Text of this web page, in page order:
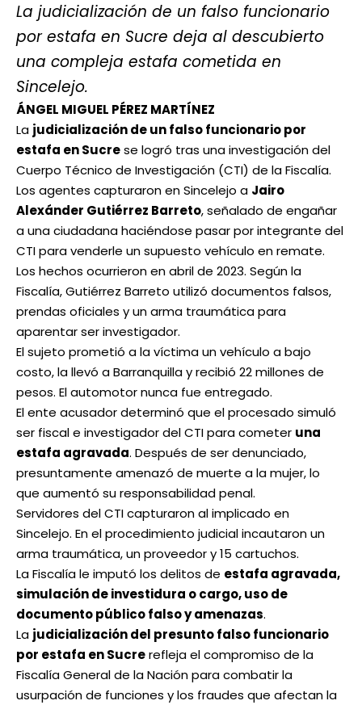
La judicialización de un falso funcionario
por estafa en Sucre deja al descubierto
una compleja estafa cometida en
Sincelejo.
ÁNGEL MIGUEL PÉREZ MARTÍNEZ
La judicialización de un falso funcionario por
estafa en Sucrese logró tras una investigación del
Cuerpo Técnico de Investigación (CTI) de la Fiscalía.
Los agentes capturaron en Sincelejo a Jairo
Alexánder Gutiérrez Barreto, señalado de engañar
a una ciudadana haciéndose pasar por integrante del
CTI para venderle un supuesto vehículo en remate.
Los hechos ocurrieron en abril de 2023. Según la
Fiscalía, Gutiérrez Barreto utilizó documentos falsos,
prendas oficiales y un arma traumática para
aparentar ser investigador.
El sujeto prometió a la víctima un vehículo a bajo
costo, la llevó a Barranquilla y recibió 22 millones de
pesos. El automotor nunca fue entregado.
El ente acusador determinó que el procesado simuló
ser fiscal e investigador del CTI para cometer una
estafa agravada. Después de ser denunciado,
presuntamente amenazó de muerte a la mujer, lo
que aumentó su responsabilidad penal.
Servidores del CTI capturaron al implicado en
Sincelejo. En el procedimiento judicial incautaron un
arma traumática, un proveedor y 15 cartuchos.
La Fiscalía le imputó los delitos de estafa agravada,
simulación de investidura o cargo, uso de
documento público falso y amenazas.
La judicialización del presunto falso funcionario
por estafa en Sucrerefleja el compromiso de la
Fiscalía General de la Nación para combatir la
usurpación de funciones y los fraudes que afectan la